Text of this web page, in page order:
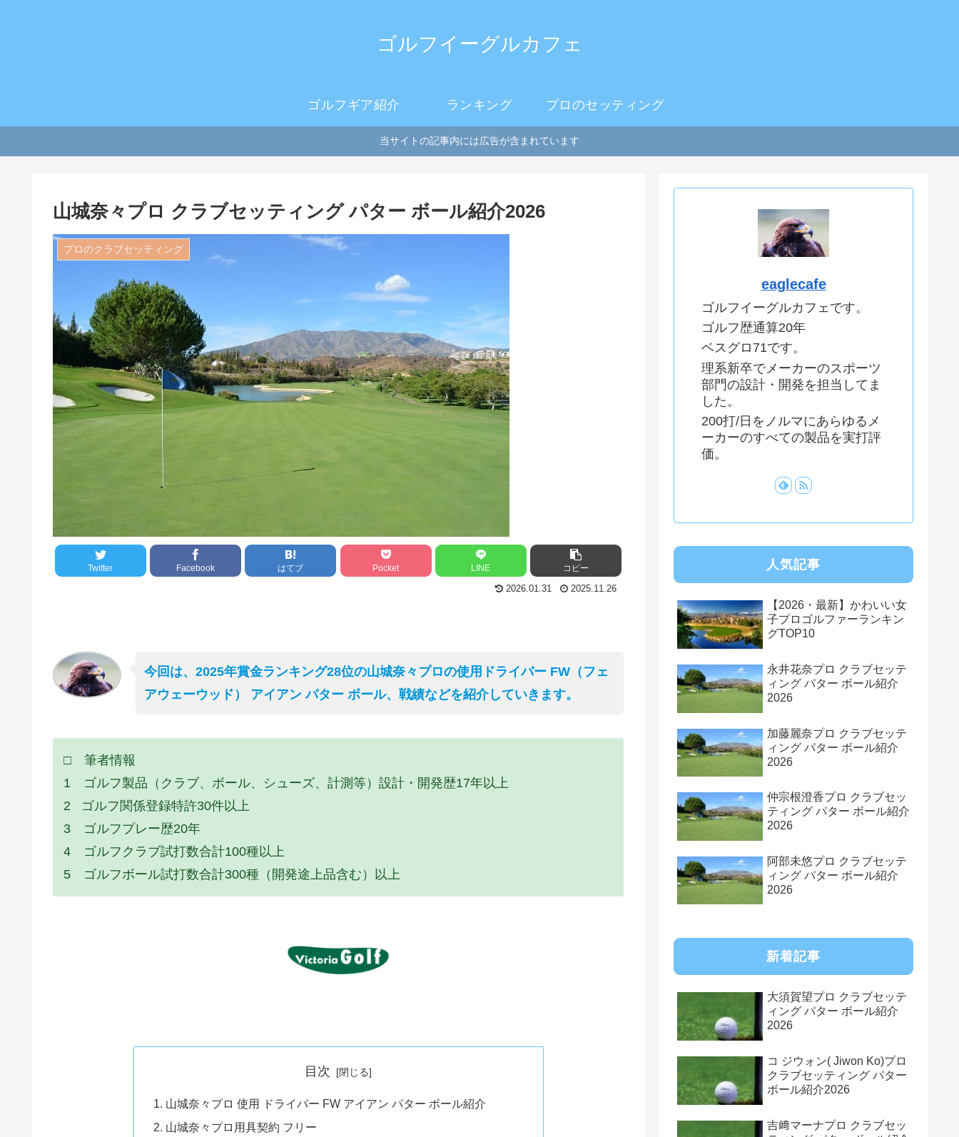
ゴルフイーグルカフェ
ゴルフギア紹介 ランキング プロのセッティング
当サイトの記事内には広告が含まれています
山城奈々プロ クラブセッティング パター ボール紹介2026
プロのクラブセッティング
Twitter Facebook はてブ Pocket LINE コピー
2026.01.31 2025.11.26
今回は、2025年賞金ランキング28位の山城奈々プロの使用ドライバー FW（フェ
アウェーウッド） アイアン パター ボール、戦績などを紹介していきます。
□ 筆者情報
1 ゴルフ製品（クラブ、ボール、シューズ、計測等）設計・開発歴17年以上
2 ゴルフ関係登録特許30件以上
3 ゴルフプレー歴20年
4 ゴルフクラブ試打数合計100種以上
5 ゴルフボール試打数合計300種（開発途上品含む）以上
目次
山城奈々プロ 使用 ドライバー FW アイアン パター ボール紹介
山城奈々プロ用具契約 フリー
eaglecafe
ゴルフイーグルカフェです。
ゴルフ歴通算20年
ベスグロ71です。
理系新卒でメーカーのスポーツ
部門の設計・開発を担当してま
した。
200打/日をノルマにあらゆるメ
ーカーのすべての製品を実打評
価。
人気記事
【2026・最新】かわいい女
子プロゴルファーランキン
グTOP10
永井花奈プロ クラブセッテ
ィング パター ボール紹介
2026
加藤麗奈プロ クラブセッテ
ィング パター ボール紹介
2026
仲宗根澄香プロ クラブセッ
ティング パター ボール紹介
2026
阿部未悠プロ クラブセッテ
ィング パター ボール紹介
2026
新着記事
大須賀望プロ クラブセッテ
ィング パター ボール紹介
2026
コ ジウォン( Jiwon Ko)プロ
クラブセッティング パター
ボール紹介2026
吉﨑マーナプロ クラブセッ